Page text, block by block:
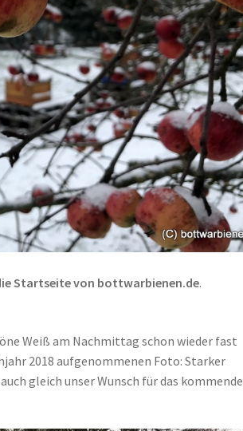
Startseite von bottwarbienen.de.
Weiß am Nachmittag schon wieder fast
2018 aufgenommenen Foto: Starker
gleich unser Wunsch für das kommende